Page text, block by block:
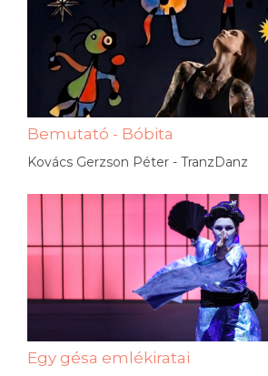
Bemutató - Bóbita
Kovács Gerzson Péter - TranzDanz
Egy gésa emlékiratai